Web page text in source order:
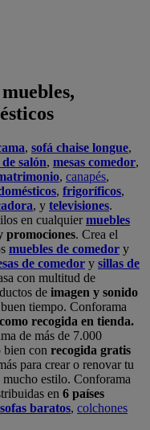
, sofá chaise longue,
salón, mesas comedor,
, canapés,
, frigoríficos,
, y televisiones.
en cualquiermuebles
promociones. Crea el
muebles de comedor y
de comedor y sillas de
con multitud de
de imagen y sonido
tiempo. Conforama
recogida en tienda.
de más de 7.000
bien con recogida gratis
para crear o renovar tu
estilo. Conforama
en 6 países
sofas baratos, colchones